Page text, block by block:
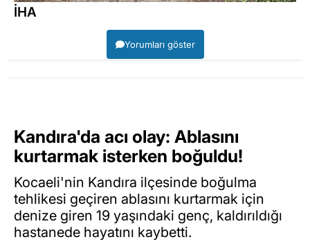
İHA
Yorumları göster
Kandıra'da acı olay: Ablasını
kurtarmak isterken boğuldu!
Kocaeli'nin Kandıra ilçesinde boğulma
tehlikesi geçiren ablasını kurtarmak için
denize giren 19 yaşındaki genç, kaldırıldığı
hastanede hayatını kaybetti.